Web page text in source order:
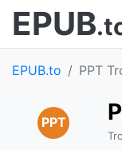
EPUB
EPUB.to PPT
PPT